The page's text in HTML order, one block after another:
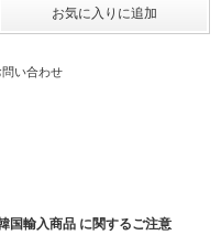
い合わせ
国輸入商品 に関するご注意